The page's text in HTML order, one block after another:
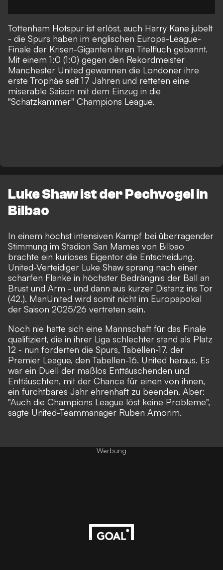
Tottenham Hotspur ist erlöst, auch Harry Kane jubelt
- die Spurs haben im englischen Europa-League-
Finale der Krisen-Giganten ihren Titelfluch gebannt.
Mit einem 1:0 (1:0) gegen den Rekordmeister
Manchester United gewannen die Londoner ihre
erste Trophäe seit 17 Jahren und retteten eine
miserable Saison mit dem Einzug in die
"Schatzkammer" Champions League.
Luke Shaw ist der Pechvogel in
Bilbao
In einem höchst intensiven Kampf bei überragender
Stimmung im Stadion San Mames von Bilbao
brachte ein kurioses Eigentor die Entscheidung.
United-Verteidiger Luke Shaw sprang nach einer
scharfen Flanke in höchster Bedrängnis der Ball an
Brust und Arm - und dann aus kurzer Distanz ins Tor
(42.). ManUnited wird somit nicht im Europapokal
der Saison 2025/26 vertreten sein.
Noch nie hatte sich eine Mannschaft für das Finale
qualifiziert, die in ihrer Liga schlechter stand als Platz
12 - nun forderten die Spurs, Tabellen-17. der
Premier League, den Tabellen-16. United heraus. Es
war ein Duell der maßlos Enttäuschenden und
Enttäuschten, mit der Chance für einen von ihnen,
ein furchtbares Jahr ehrenhaft zu beenden. Aber:
"Auch die Champions League löst keine Probleme",
sagte United-Teammanager Ruben Amorim.
Werbung